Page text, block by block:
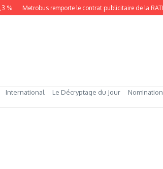
Metrobus remporte le contrat publicitaire de la RATP
International Le Décryptage du Jour
Nomination